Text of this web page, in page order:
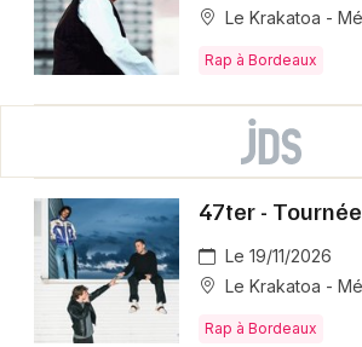
Le Krakatoa -
Rap à Bordeaux
47ter - Tournée
Le 19/11/2026
Le Krakatoa -
Rap à Bordeaux